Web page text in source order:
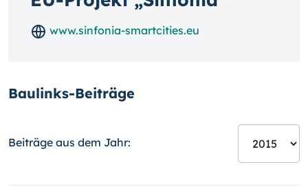
www.sinfonia-smartcities.eu
Baulinks-Beiträge
Beiträge aus dem Jahr: